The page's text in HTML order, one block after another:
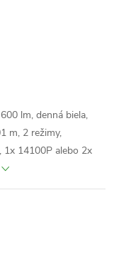
lm, denná biela,
m, 2 režimy,
1x 14100P alebo 2x